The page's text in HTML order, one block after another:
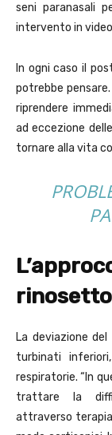
seni paranasali
intervento in
In ogni caso il
potrebbe
riprendere
ad eccezione
tornare alla vita
La deviazione
turbinati
respiratorie. “In
trattare la
attraverso